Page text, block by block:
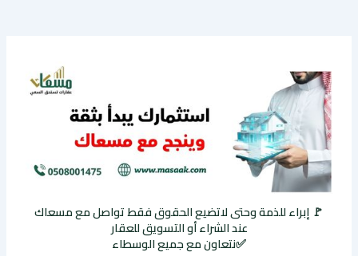
🚩 إبراء للذمة وحتى لاتضيع الحقوق فقط تواصل مع مسعاك
عند الشراء أو التسويق للعقار
✅نتعاون مع جميع الوسطاء